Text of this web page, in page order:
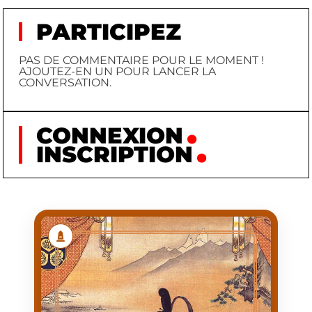
PARTICIPEZ
PAS DE COMMENTAIRE POUR LE MOMENT !
AJOUTEZ-EN UN POUR LANCER LA
CONVERSATION.
CONNEXION
INSCRIPTION
TOKUGAWA IEYASU
NOM
TOKUGAWA
PRÉNOM
IEYASU
NAISSANCE
1543/01/31